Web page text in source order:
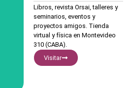
Libros, revista Orsai, talleres y
seminarios, eventos y
proyectos amigos. Tienda
virtual y física en Montevideo
310 (CABA).
Visitar